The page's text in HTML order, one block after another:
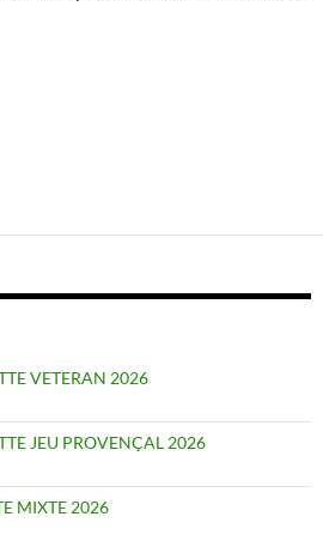
VETERAN 2026
JEU PROVENÇAL 2026
MIXTE 2026